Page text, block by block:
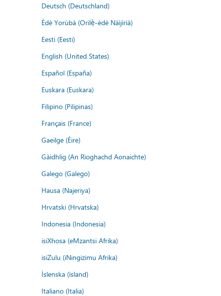
Deutsch (Deutschland)
Èdè Yorùbá (Orilẹ̀-èdè Nàìjíríà)
Eesti (Eesti)
English (United States)
Español (España)
Euskara (Euskara)
Filipino (Pilipinas)
Français (France)
Gaeilge (Éire)
Gàidhlig (An Rìoghachd Aonaichte)
Galego (Galego)
Hausa (Najeriya)
Hrvatski (Hrvatska)
Indonesia (Indonesia)
isiXhosa (eMzantsi Afrika)
isiZulu (iNingizimu Afrika)
Íslenska (ísland)
Italiano (Italia)